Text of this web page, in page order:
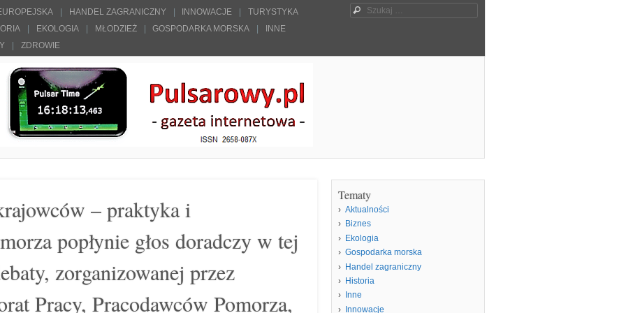
HANDEL ZAGRANICZNY INNOWACJE
TURYSTYKA
EKOLOGIA MŁODZIEŻ GOSPODARKA MORSKA
INNE
ZDROWIE
Szukaj
– praktyka i
popłynie głos doradczy w tej
zorganizowanej przez
Pracy, Pracodawców Pomorza,
Tematy
Aktualności
Biznes
Ekologia
Gospodarka morska
Handel zagraniczny
Historia
Inne
Innowacje